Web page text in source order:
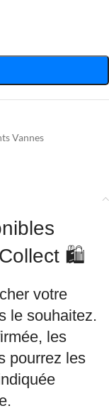
Vannes
🛍️
votre
le souhaitez.
les
pourrez les